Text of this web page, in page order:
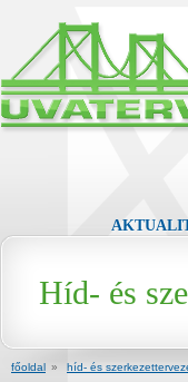
Híd- és
főoldal » híd- és